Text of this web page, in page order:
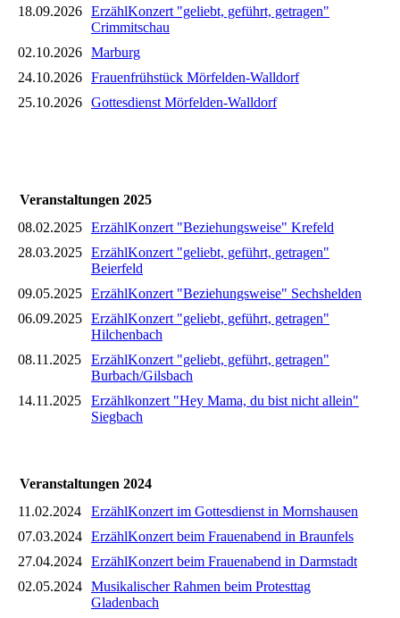
18.09.2026 ErzählKonzert "geliebt, geführt, getragen"
Crimmitschau
02.10.2026 Marburg
24.10.2026 Frauenfrühstück Mörfelden-Walldorf
25.10.2026 Gottesdienst Mörfelden-Walldorf
Veranstaltungen 2025
08.02.2025 ErzählKonzert "Beziehungsweise" Krefeld
28.03.2025 ErzählKonzert "geliebt, geführt, getragen"
Beierfeld
09.05.2025 ErzählKonzert "Beziehungsweise" Sechshelden
06.09.2025 ErzählKonzert "geliebt, geführt, getragen"
Hilchenbach
08.11.2025
ErzählKonzert "geliebt, geführt, getragen"
Burbach/Gilsbach
14.11.2025
Erzählkonzert "Hey Mama, du bist nicht allein"
Siegbach
Veranstaltungen 2024
11.02.2024
ErzählKonzert im Gottesdienst in Mornshausen
07.03.2024 ErzählKonzert beim Frauenabend in Braunfels
27.04.2024 ErzählKonzert beim Frauenabend in Darmstadt
02.05.2024 Musikalischer Rahmen beim Protesttag
Gladenbach